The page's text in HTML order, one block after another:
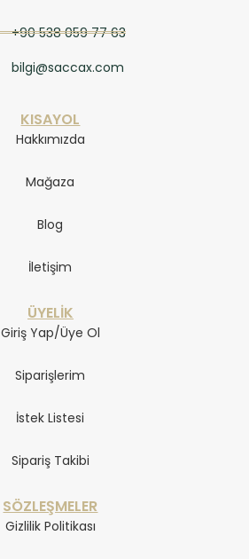
+90 538 059 77 63
bilgi@saccax.com
KISAYOL
Hakkımızda
Mağaza
Blog
İletişim
ÜYELİK
Giriş Yap/Üye Ol
Siparişlerim
İstek Listesi
Sipariş Takibi
SÖZLEŞMELER
Gizlilik Politikası